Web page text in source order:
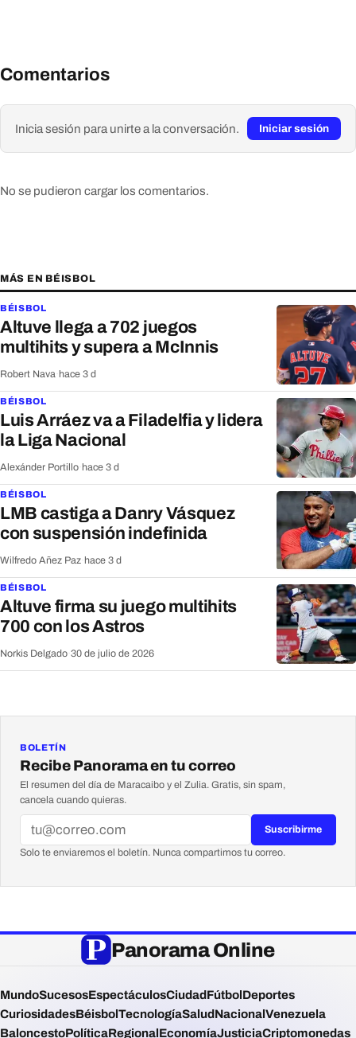
Comentarios
Inicia sesión para unirte a la conversación. Iniciar sesión
No se pudieron cargar los comentarios.
MÁS EN BÉISBOL
BÉISBOL
Altuve llega a 702 juegos
multihits y supera a McInnis
Robert Nava hace 3 d
BÉISBOL
Luis Arráez va a Filadelfia y lidera
la Liga Nacional
Alexánder Portillo hace 3 d
BÉISBOL
LMB castiga a Danry Vásquez
con suspensión indefinida
Wilfredo Añez Paz hace 3 d
BÉISBOL
Altuve firma su juego multihits
700 con los Astros
Norkis Delgado 30 de julio de 2026
BOLETÍN
Recibe Panorama en tu correo
El resumen del día de Maracaibo y el Zulia. Gratis, sin spam,
cancela cuando quieras.
Suscribirme
Solo te enviaremos el boletín. Nunca compartimos tu correo.
Panorama Online
MundoSucesosEspectáculosCiudadFútbol Deportes
CuriosidadesBéisbol TecnologíaSaludNacional Venezuela
BaloncestoPolíticaRegional EconomíaJusticiaCriptomonedas